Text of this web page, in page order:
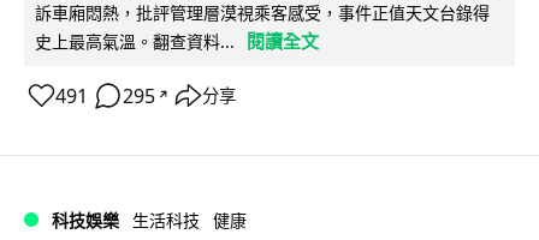
訴車廂悶熱，批評管理層漠視乘客感受，事件正值天文台錄得
史上最高氣溫。翻查資料...
閱讀全文
491 295 ↗ 分享
科技娛樂 生活科技 健康